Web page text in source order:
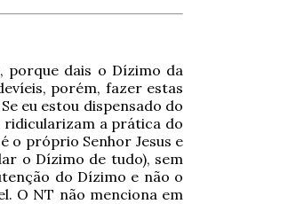
porque dais o Dízimo da
porém, fazer estas
eu estou dispensado do
ridicularizam a prática do
o próprio Senhor Jesus e
o Dízimo de tudo), sem
do Dízimo e não o
O NT não menciona em